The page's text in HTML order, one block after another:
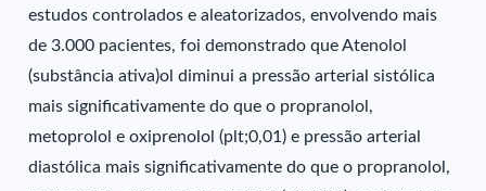
estudos controlados e aleatorizados, envolvendo mais
de 3.000 pacientes, foi demonstrado que Atenolol
(substância ativa)ol diminui a pressão arterial sistólica
mais significativamente do que o propranolol,
metoprolol e oxiprenolol (plt;0,01) e pressão arterial
diastólica mais significativamente do que o propranolol,